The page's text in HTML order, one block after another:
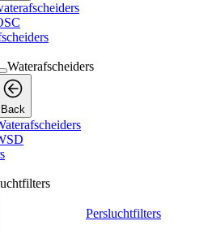
Waterafscheiders
Back
Persluchtfilters